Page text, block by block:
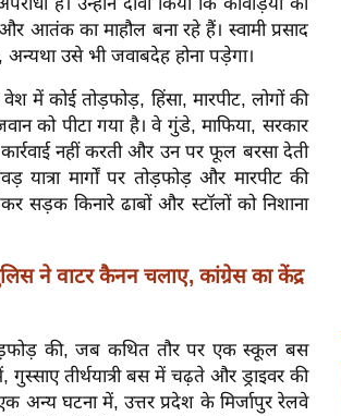
का माहौल बना रहे हैं। स्वामी प्रसाद
अन्यथा उसे भी जवाबदेह होना पड़ेगा।
में कोई तोड़फोड़, हिंसा, मारपीट, लोगों की
को पीटा गया है। वे गुंडे, माफिया, सरकार
नहीं करती और उन पर फूल बरसा देती
यात्रा मार्गों पर तोड़फोड़ और मारपीट की
सड़क किनारे ढाबों और स्टॉलों को निशाना
ने वाटर कैनन चलाए, कांग्रेस का केंद्र
की, जब कथित तौर पर एक स्कूल बस
तीर्थयात्री बस में चढ़ते और ड्राइवर की
अन्य घटना में, उत्तर प्रदेश के मिर्जापुर रेलवे